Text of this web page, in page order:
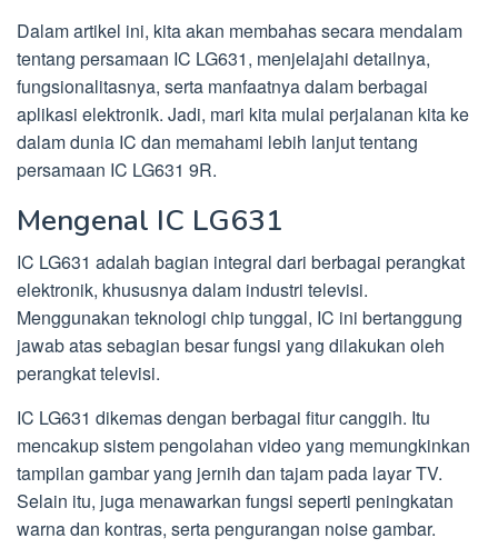
Dalam artikel ini, kita akan membahas secara mendalam
tentang persamaan IC LG631, menjelajahi detailnya,
fungsionalitasnya, serta manfaatnya dalam berbagai
aplikasi elektronik. Jadi, mari kita mulai perjalanan kita ke
dalam dunia IC dan memahami lebih lanjut tentang
persamaan IC LG631 9R.
Mengenal IC LG631
IC LG631 adalah bagian integral dari berbagai perangkat
elektronik, khususnya dalam industri televisi.
Menggunakan teknologi chip tunggal, IC ini bertanggung
jawab atas sebagian besar fungsi yang dilakukan oleh
perangkat televisi.
IC LG631 dikemas dengan berbagai fitur canggih. Itu
mencakup sistem pengolahan video yang memungkinkan
tampilan gambar yang jernih dan tajam pada layar TV.
Selain itu, juga menawarkan fungsi seperti peningkatan
warna dan kontras, serta pengurangan noise gambar.